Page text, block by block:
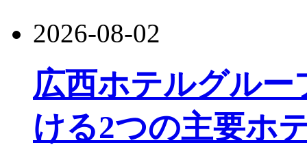
2026-08-02
広西ホテルグル
ける2つの主要ホ